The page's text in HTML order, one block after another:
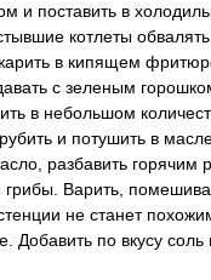
и поставить в
котлеты
в кипящем
с зеленым
в небольшом
и потушить в
разбавить горячим
грибы. Варить,
не станет
Добавить по вкусу